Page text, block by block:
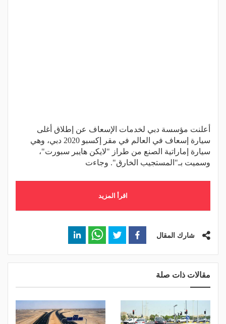
أعلنت مؤسسة دبي لخدمات الإسعاف عن إطلاق أغلى
سيارة إسعاف في العالم في مقر إكسبو 2020 دبي، وهي
سيارة إماراتية الصنع من طراز "لايكن هايبر سبورت"،
وسميت بـ"المستجيب الخارق". وجاءت
اقرأ المزيد
شارك المقال
مقالات ذات صلة